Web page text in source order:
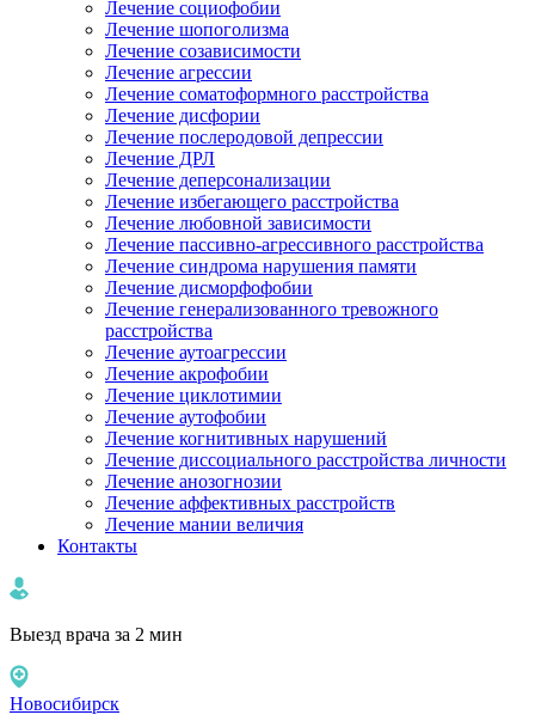
Лечение социофобии
Лечение шопоголизма
Лечение созависимости
Лечение агрессии
Лечение соматоформного расстройства
Лечение дисфории
Лечение послеродовой депрессии
Лечение ДРЛ
Лечение деперсонализации
Лечение избегающего расстройства
Лечение любовной зависимости
Лечение пассивно-агрессивного расстройства
Лечение синдрома нарушения памяти
Лечение дисморфофобии
Лечение генерализованного тревожного
расстройства
Лечение аутоагрессии
Лечение акрофобии
Лечение циклотимии
Лечение аутофобии
Лечение когнитивных нарушений
Лечение диссоциального расстройства личности
Лечение анозогнозии
Лечение аффективных расстройств
Лечение мании величия
Контакты
Выезд врача за 2 мин
Новосибирск